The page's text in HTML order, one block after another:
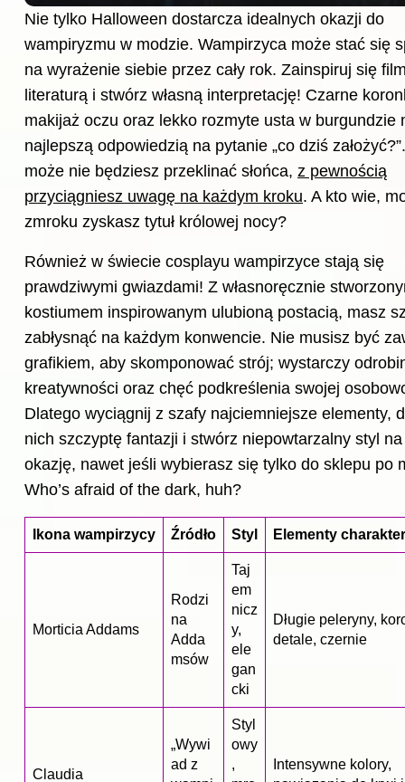
Nie tylko Halloween dostarcza idealnych okazji do
wampiryzmu w modzie. Wampirzyca może stać się
na wyrażenie siebie przez cały rok. Zainspiruj się
literaturą i stwórz własną interpretację! Czarne
makijaż oczu oraz lekko rozmyte usta w burgundzie
najlepszą odpowiedzią na pytanie „co dziś
może nie będziesz przeklinać słońca, z pewnością
przyciągniesz uwagę na każdym kroku. A kto wie,
zmroku zyskasz tytuł królowej nocy?
Również w świecie cosplayu wampirzyce stają się
prawdziwymi gwiazdami! Z własnoręcznie
kostiumem inspirowanym ulubioną postacią, masz
zabłysnąć na każdym konwencie. Nie musisz być
grafikiem, aby skomponować strój; wystarczy
kreatywności oraz chęć podkreślenia swojej
Dlatego wyciągnij z szafy najciemniejsze elementy,
nich szczyptę fantazji i stwórz niepowtarzalny styl
okazję, nawet jeśli wybierasz się tylko do sklepu po
Who’s afraid of the dark, huh?
Ikona wampirzycy Źródło Styl Elementy
Morticia Addams
Rodzi
na
Adda
msów
Taj
em
nicz
y,
ele
gan
cki
Długie peleryny,
detale, czernie
Claudia
„Wywi
ad z
Styl
owy
,
Intensywne kolory,